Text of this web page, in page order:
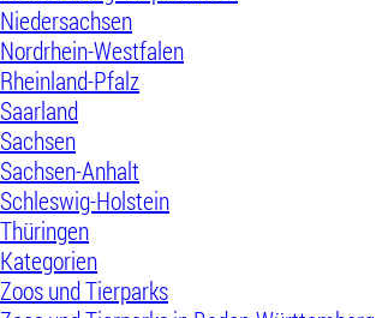
Niedersachsen
Nordrhein-Westfalen
Rheinland-Pfalz
Saarland
Sachsen
Sachsen-Anhalt
Schleswig-Holstein
Thüringen
Kategorien
Zoos und Tierparks